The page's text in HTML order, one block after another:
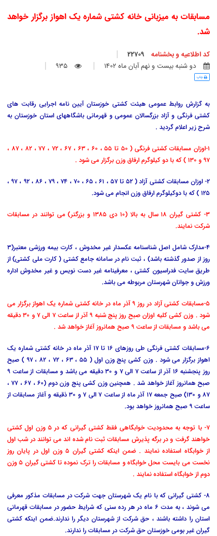
مسابقات به میزبانی خانه کشتی شماره یک اهواز برگزار خواهد
شد.
کد اطلاعیه و بخشنامه
دو شنبه بيست و نهم آبان ماه 1402
935
چاپ
به گزارش روابط عمومی هیئت کشتی خوزستان آیین نامه اجرایی رقابت های
کشتی فرنگی و آزاد بزرگسالان عمومی و قهرمانی باشگاههای استان خوزستان به
شرح زیر اعلام گردید .
1-اوزان مسابقات کشتی فرنگی ( 50 تا 55 ، 60 ، 63 ، 67 ، 72 ، 77 ، 82 ، 87 ،
97 و 130 ) که با دو کیلوگرم ارفاق وزن برگزار می شود .
2- اوزان مسابقات کشتی آزاد ( 52 تا 57 ، 61 ، 65 ، 70 ، 74 ، 79 ، 86 ، 92 ، 97 ،
125 ) که با دوکیلوگرم ارفاق وزن انجام می شود.
3- کشتی گیران 18 سال به بالا (10 دی 1385 و بزرگتر) می توانند در مسابقات
شرکت نمایند.
4-مدارک شامل اصل شناسنامه عکسدار غیر مخدوش ، کارت بیمه ورزشی معتبر(3
روز از صدور گذشته باشد) ، ثبت نام در سامانه جامع کشتی ( کارت ملی کشتی) از
طریق سایت فدراسیون کشتی ، معرفینامه غیر دست نویس و غیر مخدوش اداره
ورزش و جوانان شهرستان مربوطه می باشد.
5-مسابقات کشتی آزاد در روز ۹ آذر ماه در خانه کشتی شماره یک اهواز برگزار می
شود . وزن کشی کلیه اوزان صبح روز پنج شنبه ۹ آذر از ساعت 7 الی 7 و 30 دقیقه
می باشد و مسابقات از ساعت 9 صبح همانروز آغاز خواهد شد .
6-مسابقات کشتی فرنگی طی روزهای 16 تا 17 آذر ماه در خانه کشتی شماره یک
اهواز برگزار می شود . وزن کشی پنج وزن اول ( 55 ، 63 ، 72 ، 82 ، 97 ) صبح
روز پنجشنبه 16 آذر از ساعت 7 الی 7 و 30 دقیقه می باشد و مسابقات از ساعت 9
صبح همانروز آغاز خواهد شد . همچنین وزن کشی پنج وزن دوم (60 ، 67 ، 77 ،
87 و 130) صبح جمعه 17 آذر ماه از ساعت 7 الی 7 و 30 ذقیقه و آغاز مسابقات از
ساعت 9 صبح همانروز خواهد بود.
7- با توجه به محدودیت خوابگاهی فقط کشتی گیرانی که در 5 وزن اول کشتی
خواهند گرفت و در برگه پذیرش مسابقات ثبت نام شده اند می توانند در شب اول
از خوابگاه استفاده نمایند . ضمن اینکه کشتی گیران 5 وزن اول در پایان روز
نخست می بایست محل خوابگاه و مسابقات را ترک نموده تا کشتی گیران 5 وزن
دوم از خوابگاه استفاده نمایند .
8- کشتی گیرانی که با نام یک شهرستان جهت شرکت در مسابقات مذکور معرفی
می شوند ، به مدت 6 ماه در هر رده سنی که شرایط حضور در مسابقات قهرمانی
استان را داشته باشند ، حق شرکت از شهرستان دیگر را ندارند.ضمن اینکه کشتی
گیران غیر بومی خوزستان حق شرکت در مسابقات را ندارند.